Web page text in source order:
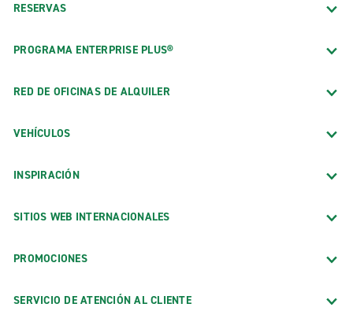
RESERVAS
PROGRAMA ENTERPRISE PLUS®
RED DE OFICINAS DE ALQUILER
VEHÍCULOS
INSPIRACIÓN
SITIOS WEB INTERNACIONALES
PROMOCIONES
SERVICIO DE ATENCIÓN AL CLIENTE